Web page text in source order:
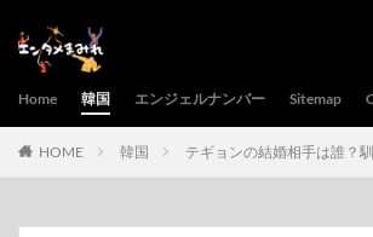
Home 韓国 エンジェルナンバー Sitemap
HOME 韓国 テギョンの結婚相手は誰？